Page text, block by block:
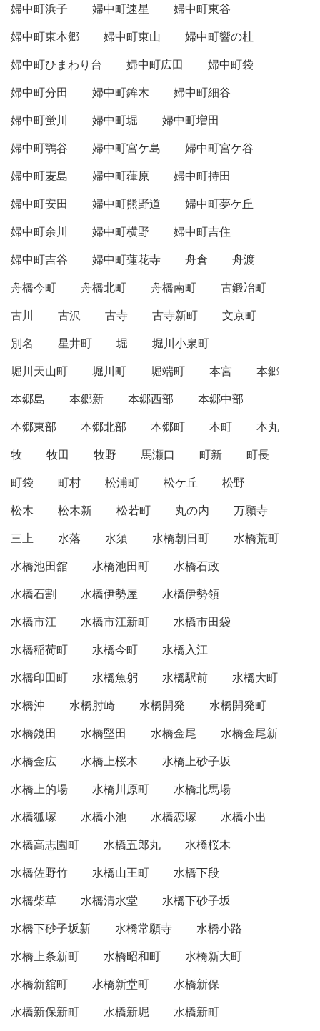
婦中町浜子
婦中町速星
婦中町東谷
婦中町東本郷
婦中町東山
婦中町響の杜
婦中町ひまわり台
婦中町広田
婦中町袋
婦中町分田
婦中町鉾木
婦中町細谷
婦中町蛍川
婦中町堀
婦中町増田
婦中町鶚谷
婦中町宮ケ島
婦中町宮ケ谷
婦中町麦島
婦中町葎原
婦中町持田
婦中町安田
婦中町熊野道
婦中町夢ケ丘
婦中町余川
婦中町横野
婦中町吉住
婦中町吉谷
婦中町蓮花寺 舟倉
舟渡
舟橋今町
舟橋北町 舟橋南町
古鍛冶町
古川
古沢 古寺 古寺新町
文京町
別名
星井町 堀
堀川小泉町
堀川天山町
堀川町 堀端町 本宮
本郷
本郷島
本郷新 本郷西部
本郷中部
本郷東部
本郷北部 本郷町 本町
本丸
牧
牧田 牧野 馬瀬口 町新
町長
町袋
町村 松浦町 松ケ丘
松野
松木
松木新 松若町 丸の内
万願寺
三上
水落 水須 水橋朝日町
水橋荒町
水橋池田舘
水橋池田町
水橋石政
水橋石割
水橋伊勢屋
水橋伊勢領
水橋市江
水橋市江新町
水橋市田袋
水橋稲荷町
水橋今町
水橋入江
水橋印田町
水橋魚躬 水橋駅前
水橋大町
水橋沖
水橋肘崎 水橋開発
水橋開発町
水橋鏡田
水橋堅田 水橋金尾
水橋金尾新
水橋金広
水橋上桜木
水橋上砂子坂
水橋上的場
水橋川原町
水橋北馬場
水橋狐塚
水橋小池 水橋恋塚
水橋小出
水橋高志園町
水橋五郎丸
水橋桜木
水橋佐野竹
水橋山王町
水橋下段
水橋柴草
水橋清水堂
水橋下砂子坂
水橋下砂子坂新
水橋常願寺
水橋小路
水橋上条新町
水橋昭和町
水橋新大町
水橋新舘町
水橋新堂町
水橋新保
水橋新保新町
水橋新堀
水橋新町